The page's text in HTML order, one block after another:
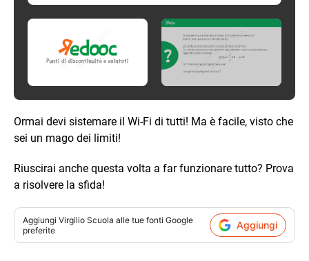
Ormai devi sistemare il Wi-Fi di tutti! Ma è facile, visto che
sei un mago dei limiti!
Riuscirai anche questa volta a far funzionare tutto? Prova
a risolvere la sfida!
Aggiungi Virgilio Scuola alle tue fonti Google
preferite
Aggiungi